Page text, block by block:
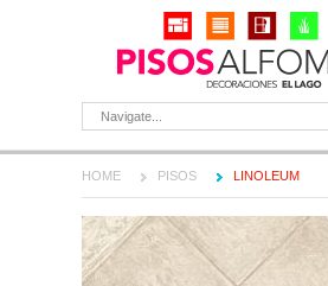
Navigate...
HOME PISOS LINOLEUM